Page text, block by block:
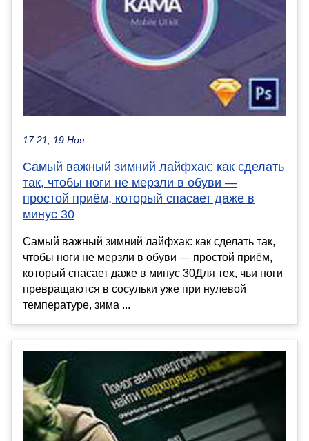
17:21, 19 Ноя
Самый важный зимний лайфхак: как сделать
так, чтобы ноги не мерзли в обуви —
простой приём, который спасает даже в
минус 30
Самый важный зимний лайфхак: как сделать так,
чтобы ноги не мерзли в обуви — простой приём,
который спасает даже в минус 30Для тех, чьи ноги
превращаются в сосульки уже при нулевой
температуре, зима ...